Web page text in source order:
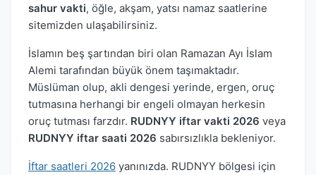
sahur vakti, öğle, akşam, yatsı namaz saatlerine
sitemizden ulaşabilirsiniz.
İslamın beş şartından biri olan Ramazan Ayı İslam
Alemi tarafından büyük önem taşımaktadır.
Müslüman olup, akli dengesi yerinde, ergen, oruç
tutmasına herhangi bir engeli olmayan herkesin
oruç tutması farzdır. RUDNYY iftar vakti 2026 veya
RUDNYY iftar saati 2026 sabırsızlıkla bekleniyor.
İftar saatleri 2026 yanınızda. RUDNYY bölgesi için